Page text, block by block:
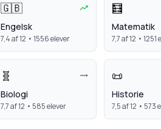
🇬🇧
Engelsk
7,4af 12 • 1556elever
🧮
Matematik
7,7af 12 • 1251
🧬
Biologi
7,7af 12 • 585elever
📜
Historie
7,5af 12 • 573